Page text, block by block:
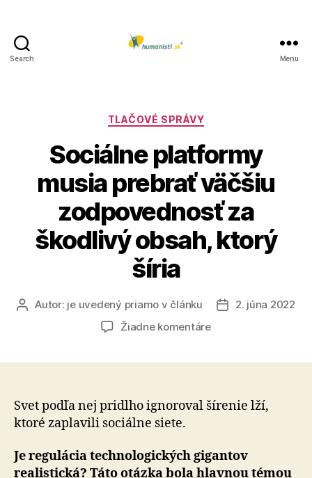
Search Menu
Kategórie
TLAČOVÉ SPRÁVY
Sociálne platformy
musia prebrať väčšiu
zodpovednosť za
škodlivý obsah, ktorý
šíria
AutorAutor: je uvedený priamo v článku
Dátum
2. júna 2022
Žiadne komentárena
väčšiu
obsah,
Svet podľa nej pridlho ignoroval šírenie lží,
ktoré zaplavili sociálne siete.
Je regulácia technologických gigantov
realistická? Táto otázka bola hlavnou témou